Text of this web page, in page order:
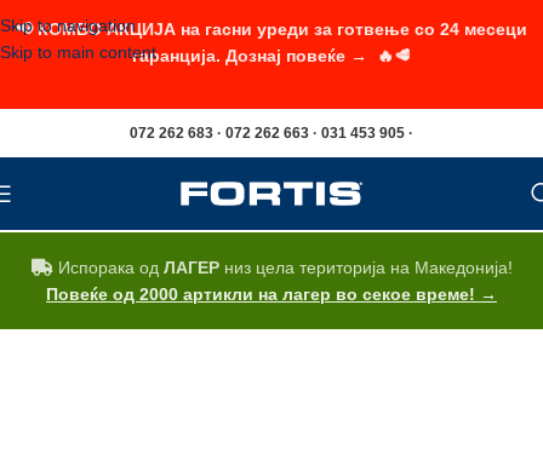
Skip to navigation
Skip to main content
072 262 683 · 072 262 663 · 031 453 905 ·
Испорака од ЛАГЕРниз цела територија на Македонија!
Повеќе од 2000 артикли на лагер во секое време! →
📢 КОМБО АКЦИЈА на гасни уреди за готвење со 24 месеци
гаранција. Дознај повеќе → 🔥🥩